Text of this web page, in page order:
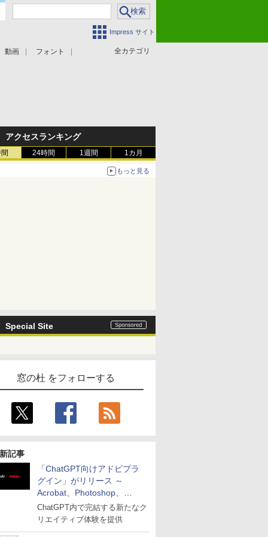
Impress サイト
全カテゴリ
動画 フォント
アクセスランキング
24時間 1週間 1カ月
もっと見る
Special Site
窓の杜 をフォローする
記事
「ChatGPT向けアドビプラ
グイン」がリリース ～
Acrobat、Photoshop、
Premiereなどの機能を1つの
プラグインに統合
ChatGPT内で完結する新たなク
リエイティブ体験を提供